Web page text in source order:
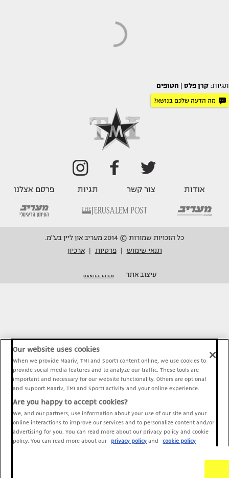
תגיות: קרן פלס חטופים
מה הדעה שלכם בנושא?
אודות צור קשר תגיות פרסם אצלנו
כל הזכויות שמורות © 2014 מעריב און ליין בע"מ.
תנאי שימוש
פרטיות ארכיון
עיצוב אתר
Our website uses cookies
When we provide Maariv, TMI and Sport1 content online, we use cookies to
provide social media features and to analyze our traffic. These tools are
important and necessary for our website functionality. Others are optional
and support Maariv, TMI and Sport1 activity and your online experience.
Are you happy to accept cookies?
We, and our partners, use information about your use of our site and your
online interactions to improve our services and to personalize content and/or
advertising for you. You can read more about our privacy policy and cookie
policy. You can read more about our
privacy policy and cookie policy